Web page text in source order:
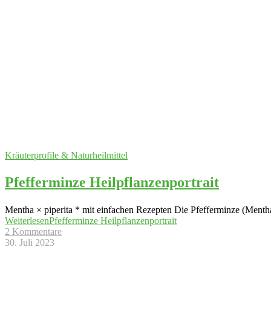
Kräuterprofile & Naturheilmittel
Pfefferminze Heilpflanzenportrait
Mentha × piperita * mit einfachen Rezepten Die Pfefferminze
WeiterlesenPfefferminze Heilpflanzenportrait
2 Kommentare
30. Juli 2023